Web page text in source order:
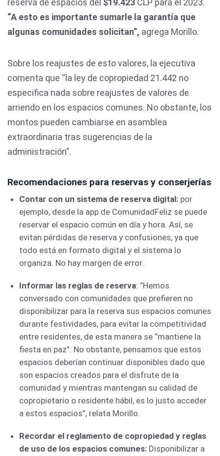
reserva de espacios del $19.423 CLP para el 2023.
“A esto es importante sumarle la garantía que
algunas comunidades solicitan”, agrega Morillo.
Sobre los reajustes de esto valores, la ejecutiva
comenta que “la ley de copropiedad 21.442 no
especifica nada sobre reajustes de valores de
arriendo en los espacios comunes. No obstante, los
montos pueden cambiarse en asamblea
extraordinaria tras sugerencias de la
administración”.
Recomendaciones para reservas y conserjerías
Contar con un sistema de reserva digital: por
ejemplo, desde la app de ComunidadFeliz se puede
reservar el espacio común en día y hora. Así, se
evitan pérdidas de reserva y confusiones, ya que
todo está en formato digital y el sistema lo
organiza. No hay margen de error.
Informar las reglas de reserva: “Hemos
conversado con comunidades que prefieren no
disponibilizar para la reserva sus espacios comunes
durante festividades, para evitar la competitividad
entre residentes, de esta manera se “mantiene la
fiesta en paz”. No obstante, pensamos que estos
espacios deberían continuar disponibles dado que
son espacios creados para el disfrute de la
comunidad y mientras mantengan su calidad de
copropietario o residente hábil, es lo justo acceder
a estos espacios”, relata Morillo.
Recordar el reglamento de copropiedad y reglas
de uso de los espacios comunes: Disponibilizar a